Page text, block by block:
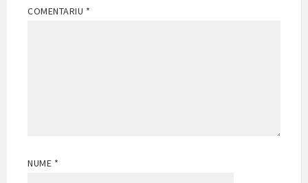
COMENTARIU *
NUME *